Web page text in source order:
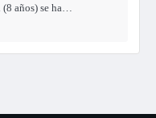
años) se ha…